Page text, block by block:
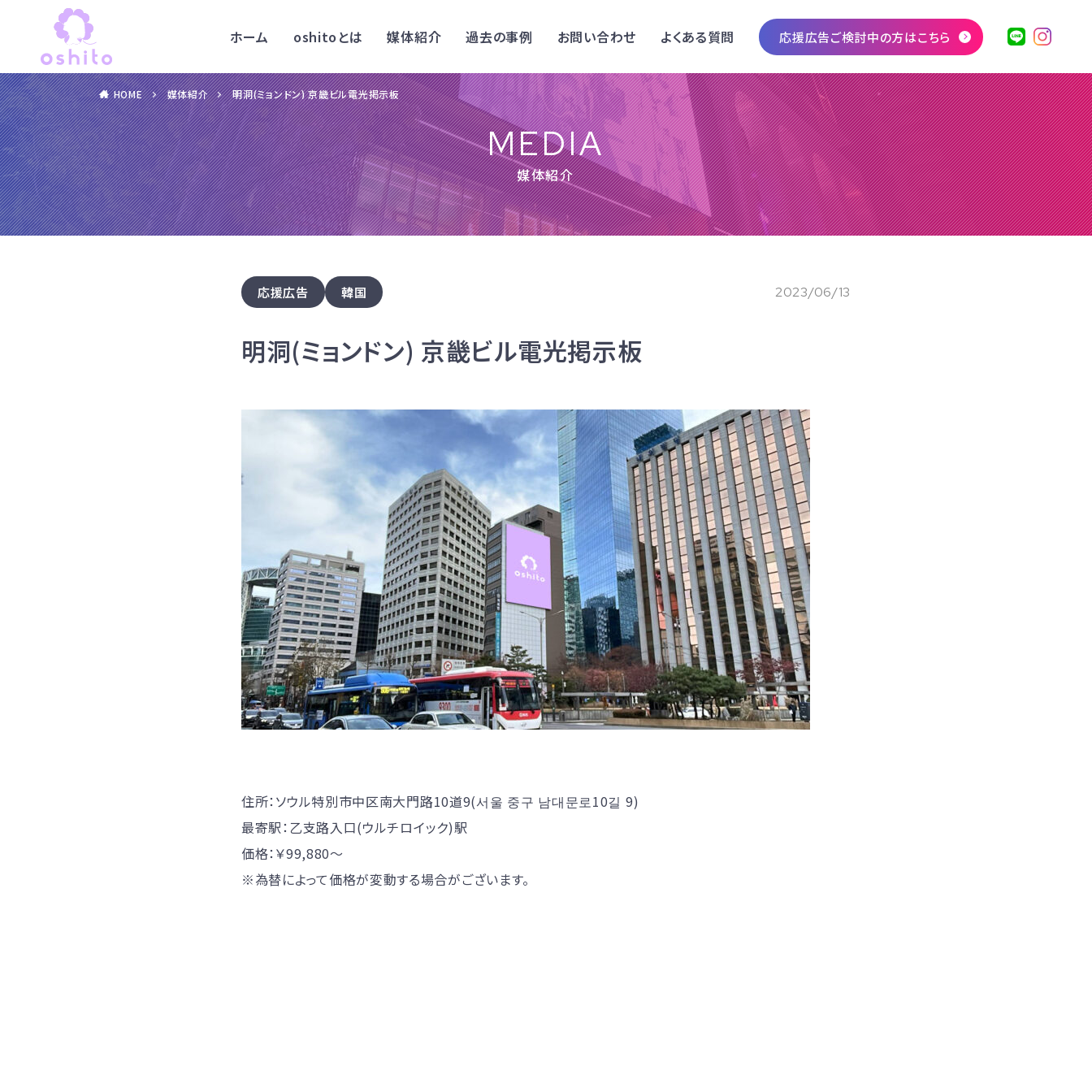
ホーム oshitoとは 媒体紹介 過去の事例 お問い合わせ よくある質問 応援広告ご検討中の方はこちら
HOME 媒体紹介 明洞(ミョンドン) 京畿ビル電光掲示板
MEDIA
媒体紹介
応援広告 韓国 2023/06/13
明洞(ミョンドン) 京畿ビル電光掲示板
住所： ソウル特別市中区南大門路10道9(서울 중구 남대문로10길 9)
最寄駅： 乙支路入口(ウルチロイック)駅
価格：￥99,880〜
※為替によって価格が変動する場合がございます。